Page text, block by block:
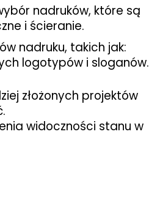
nadruków, które są
i ścieranie.
nadruku, takich jak:
logotypów i sloganów.
złożonych projektów
widoczności stanu w